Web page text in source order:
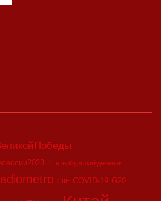
#Петербургскийдневник
CIIE COVID-19 G20